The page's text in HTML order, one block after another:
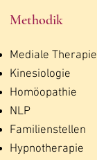
Methodik​
Mediale Therapie
Kinesiologie
Homöopathie
NLP
Familienstellen
Hypnotherapie